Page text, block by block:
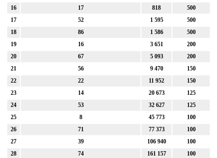
16
17 818
500
17
52 1 595
500
18
86 1 586
500
19
16 3 651
200
20
67 5 093
200
21
56 9 470
150
22
22 11 952
150
23
14 20 673
125
24
53 32 627
125
25
8 45 773
100
26
71 77 373
100
27
39 106 940
100
28
74 161 157 100